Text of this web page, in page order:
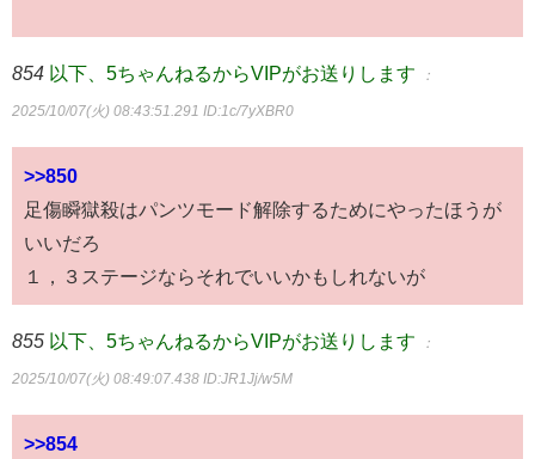
854 以下、5ちゃんねるからVIPがお送りします ：
2025/10/07(火) 08:43:51.291 ID:1c/7yXBR0
>>850
足傷瞬獄殺はパンツモード解除するためにやったほうが
いいだろ
１，３ステージならそれでいいかもしれないが
855 以下、5ちゃんねるからVIPがお送りします ：
2025/10/07(火) 08:49:07.438 ID:JR1Jj/w5M
>>854